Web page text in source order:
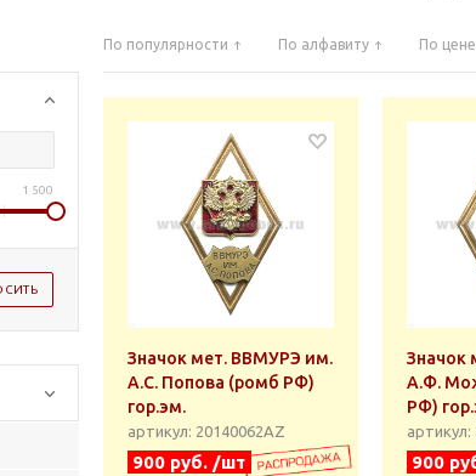
1 500
По популярности По алфавиту По цене
Значок мет. ВВМУРЭ им.
А.С. Попова (ромб РФ)
гор.эм.
артикул: 20140062АZ
900 руб. /шт
Значок
А.Ф.
РФ)
900